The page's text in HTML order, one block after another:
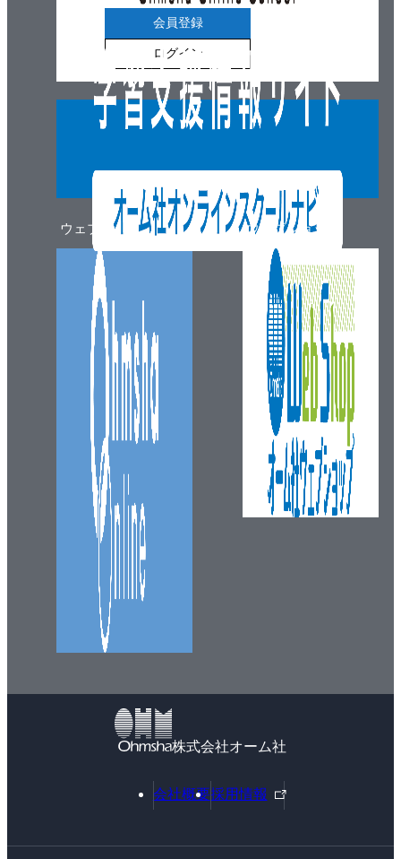
ウェブマガジン
会員登録
ログイン
ウェブショップ
株式会社オーム社
会社概要採用情報
外
部
ン